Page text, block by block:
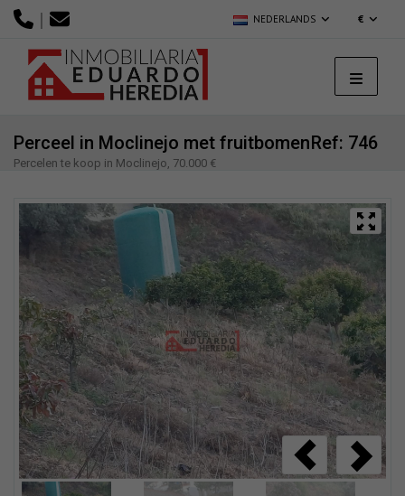
| NEDERLANDS €
Ref: 746
Perceel in Moclinejo met fruitbomen
Percelen te koop in Moclinejo, 70.000 €